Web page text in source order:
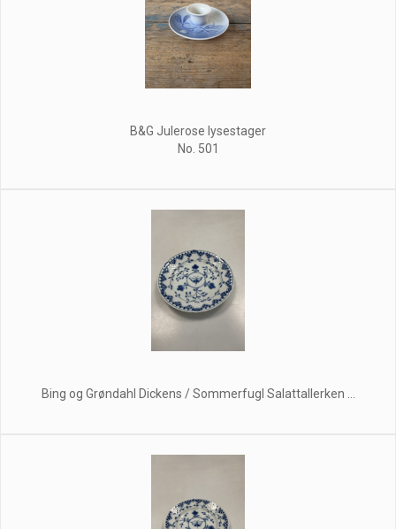
B&G Julerose lysestager
No. 501
Bing og Grøndahl Dickens / Sommerfugl Salattallerken ...